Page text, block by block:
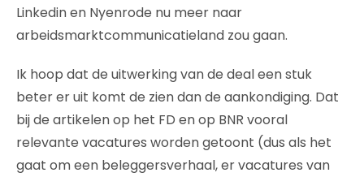
Linkedin en Nyenrode nu meer naar
arbeidsmarktcommunicatieland zou gaan.
Ik hoop dat de uitwerking van de deal een stuk
beter er uit komt de zien dan de aankondiging. Dat
bij de artikelen op het FD en op BNR vooral
relevante vacatures worden getoont (dus als het
gaat om een beleggersverhaal, er vacatures van